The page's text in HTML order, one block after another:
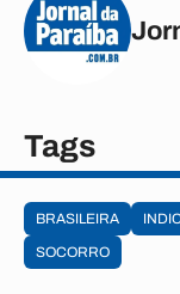
Tags
BRASILEIRA
SOCORRO